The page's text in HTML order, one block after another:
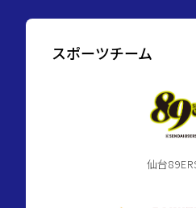
2026.08.07
市
長
命
175.23m²
スポーツチーム
仙台